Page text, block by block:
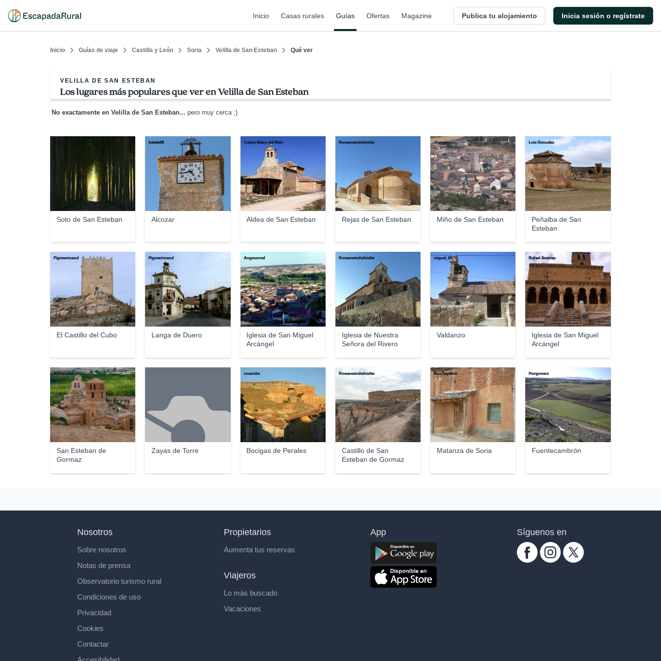
Inicio Casas rurales Guías Ofertas Magazine Publica tu alojamiento Inicia sesión o regístrate
Inicio Guías de viaje Castilla y León Soria Velilla de San Esteban Qué ver
VELILLA DE SAN ESTEBAN
Los lugares más populares que ver en Velilla de San Esteban
No exactamente en Velilla de San Esteban... pero muy cerca ;)
Soto de San Esteban
virginiaher
Alcozar
bekele68
Aldea de San Esteban
Carlos Sieiro del Nido
Rejas de San Esteban
Rowanwindwhistler
Miño de San Esteban
chemafotos
Peñalba de San
Esteban
Luis González
El Castillo del Cubo
Pigmentoazul
Langa de Duero
Pigmentoazul
Iglesia de San Miguel
Arcángel
Angmorred
Iglesia de Nuestra
Señora del Rivero
Rowanwindwhistler
Valdanzo
miguel_63
Iglesia de San Miguel
Arcángel
Rafael Jiménez
San Esteban de
Gormaz
M.Peinado
Zayas de Torre Bocigas de Perales
roxercita
Castillo de San
Esteban de Gormaz
Rowanwindwhistler
Matanza de Soria
Ana Sayalero
Fuentecambrón
Horgunero
Nosotros
Sobre nosotros
Notas de prensa
Observatorio turismo rural
Condiciones de uso
Privacidad
Cookies
Contactar
Propietarios
Aumenta tus reservas
Viajeros
Lo más buscado
Vacaciones
App Síguenos en